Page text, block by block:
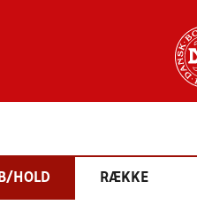
HOLD RÆKKE